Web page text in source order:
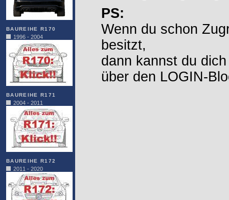
BAUREIHE R170
1996 - 2004
BAUREIHE R171
2004 - 2011
BAUREIHE R172
2011 - 2020
PS:
Wenn du schon
besitzt,
dann kannst du
über den LOGIN-